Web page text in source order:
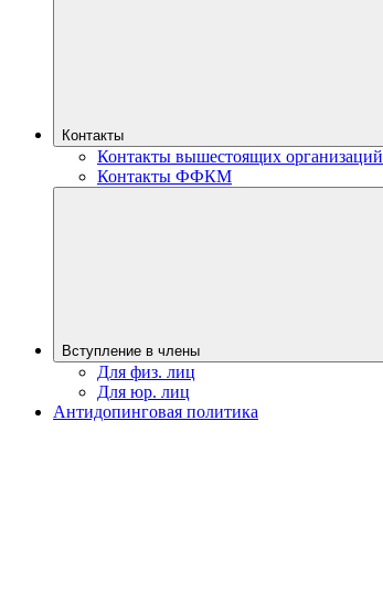
Контакты
Контакты вышестоящих организаций
Контакты ФФКМ
Вступление в члены
Для физ. лиц
Для юр. лиц
Антидопинговая политика